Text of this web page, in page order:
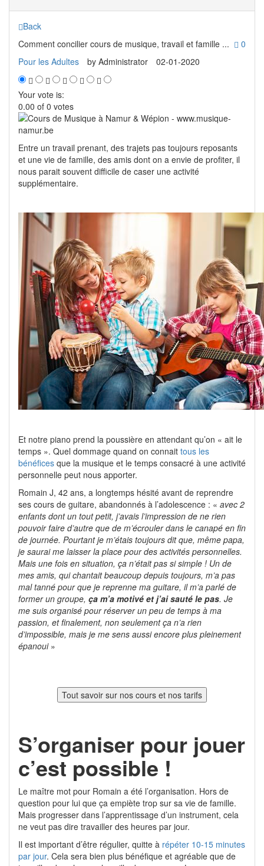
Back
0
Comment concilier cours de musique, travail et famille ...
Pour les Adultes
by Administrator 02-01-2020
Your vote is:
0.00 of 0 votes
Entre un travail prenant, des trajets pas toujours reposants
et une vie de famille, des amis dont on a envie de profiter, il
nous parait souvent difficile de caser une activité
supplémentaire.
Et notre piano prend la poussière en attendant qu’on « ait le
temps ». Quel dommage quand on connait tous les
bénéfices que la musique et le temps consacré à une activité
personnelle peut nous apporter.
Romain J, 42 ans, a longtemps hésité avant de reprendre
ses cours de guitare, abandonnés à l’adolescence : « avec 2
enfants dont un tout petit, j’avais l’impression de ne rien
pouvoir faire d’autre que de m’écrouler dans le canapé en fin
de journée. Pourtant je m’étais toujours dit que, même papa,
je saurai me laisser la place pour des activités personnelles.
Mais une fois en situation, ça n’était pas si simple ! Un de
mes amis, qui chantait beaucoup depuis toujours, m’a pas
mal tanné pour que je reprenne ma guitare, il m’a parlé de
former un groupe, ça m’a motivé et j’ai sauté le pas. Je
me suis organisé pour réserver un peu de temps à ma
passion, et finalement, non seulement ça n’a rien
d’impossible, mais je me sens aussi encore plus pleinement
épanoui»
S’organiser pour jouer
c’est possible !
Le maître mot pour Romain a été l’organisation. Hors de
question pour lui que ça empiète trop sur sa vie de famille.
Mais progresser dans l’apprentissage d’un instrument, cela
ne veut pas dire travailler des heures par jour.
Il est important d’être régulier, quitte à répéter 10-15 minutes
par jour. Cela sera bien plus bénéfique et agréable que de